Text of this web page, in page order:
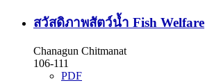
สวัสดิภาพสัตว์น้ำ Fish Welfare
Chanagun Chitmanat
106-111
PDF